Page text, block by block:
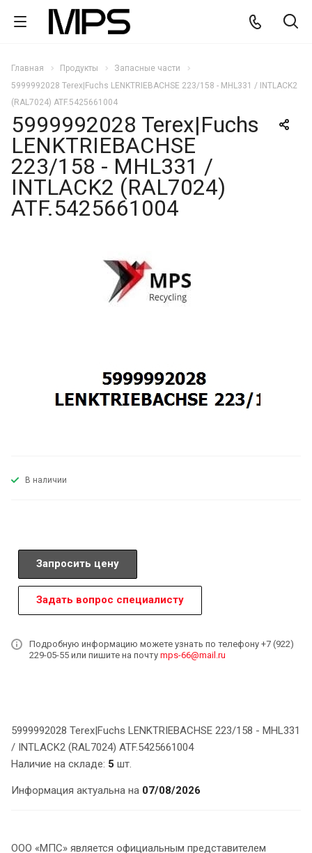
Главная Продукты
Запасные части
5999992028 Terex|Fuchs LENKTRIEBACHSE 223/158 - MHL331 / INTLACK2
(RAL7024) ATF.5425661004
5999992028 Terex|Fuchs
LENKTRIEBACHSE
223/158 - MHL331 /
INTLACK2 (RAL7024)
ATF.5425661004
В наличии
Запросить цену
Задать вопрос специалисту
Подробную информацию можете узнать по телефону +7 (922)
229-05-55 или пишите на почту mps-66@mail.ru
5999992028 Terex|Fuchs LENKTRIEBACHSE 223/158 - MHL331
/ INTLACK2 (RAL7024) ATF.5425661004
Наличие на складе: 5 шт.
Информация актуальна на 07/08/2026
ООО «МПС» является официальным представителем